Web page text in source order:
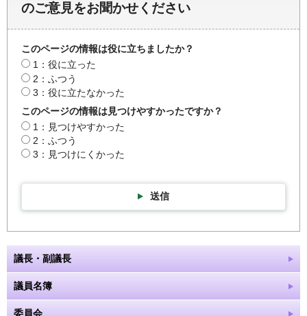
のご意見をお聞かせください
このページの情報は役に立ちましたか？
1：役に立った
2：ふつう
3：役に立たなかった
このページの情報は見つけやすかったですか？
1：見つけやすかった
2：ふつう
3：見つけにくかった
送信
議長・副議長
議員名簿
委員会